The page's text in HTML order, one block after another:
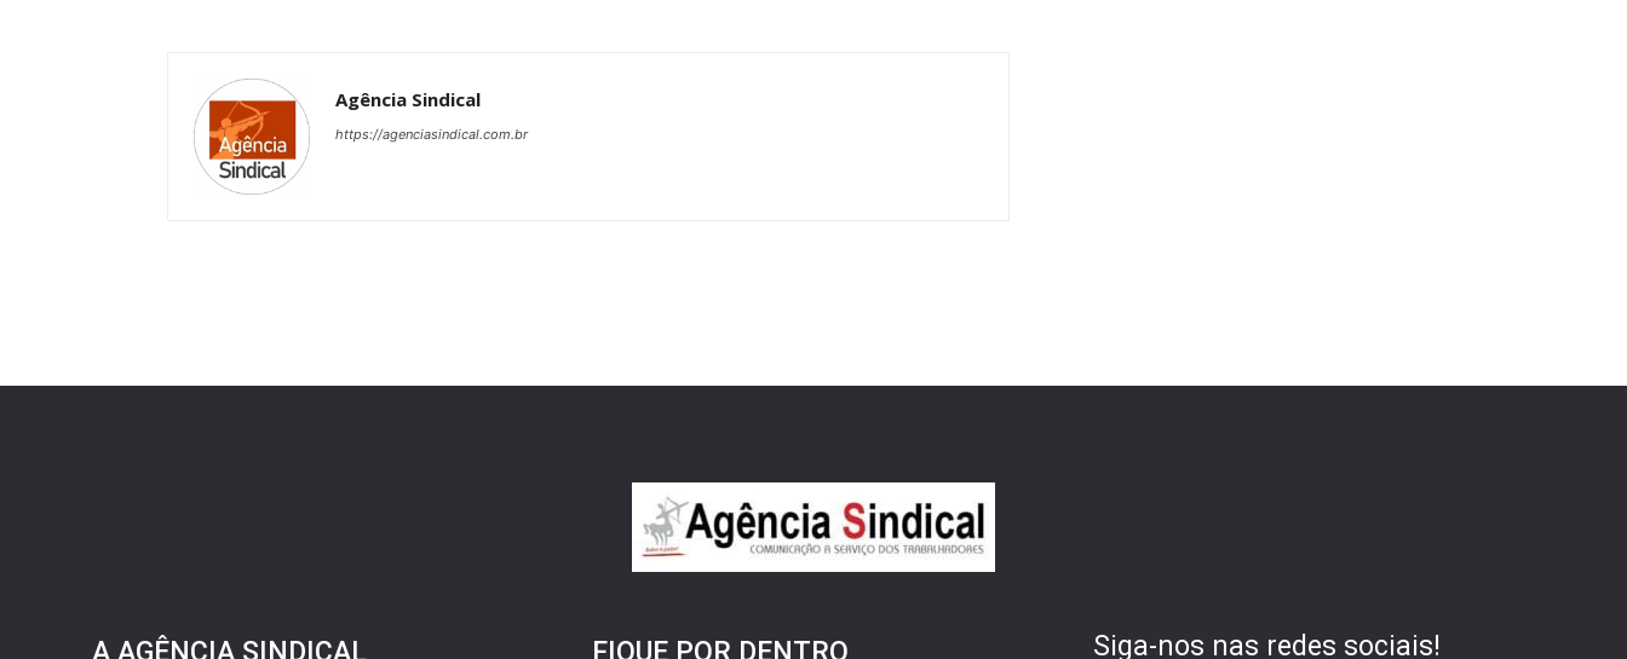
Agência Sindical
https://agenciasindical.com.br
Siga-nos nas redes sociais!